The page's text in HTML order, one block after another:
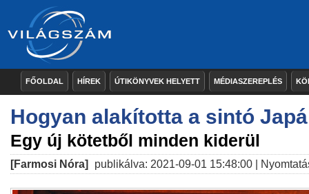
FŐOLDAL HÍREK ÚTIKÖNYVEK HELYETT MÉDIASZEREPLÉS
Hogyan alakította a sintó
Egy új kötetből minden kiderül
[Farmosi Nóra] publikálva: 2021-09-01 15:48:00 |